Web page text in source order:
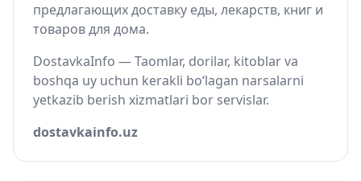
предлагающих доставку еды, лекарств, книг и
товаров для дома.
DostavkaInfo — Taomlar, dorilar, kitoblar va
boshqa uy uchun kerakli bo‘lagan narsalarni
yetkazib berish xizmatlari bor servislar.
dostavkainfo.uz